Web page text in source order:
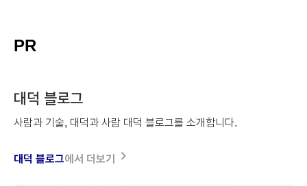
PR
대덕 블로그
사람과 기술, 대덕과 사람 대덕 블로그를 소개합니다.
대덕 블로그에서 더보기 navigate_next